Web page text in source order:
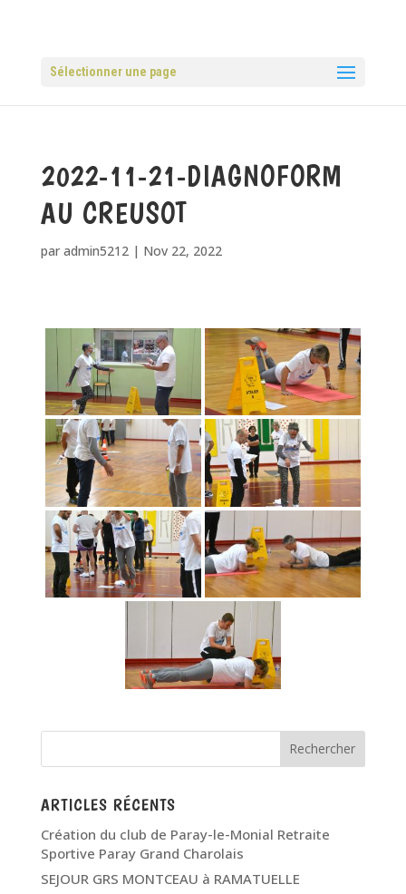
Sélectionner une page
2022-11-21-DIAGNOFORM
AU CREUSOT
par admin5212| Nov 22, 2022
ARTICLES RÉCENTS
Création du club de Paray-le-Monial Retraite
Sportive Paray Grand Charolais
SEJOUR GRS MONTCEAU à RAMATUELLE